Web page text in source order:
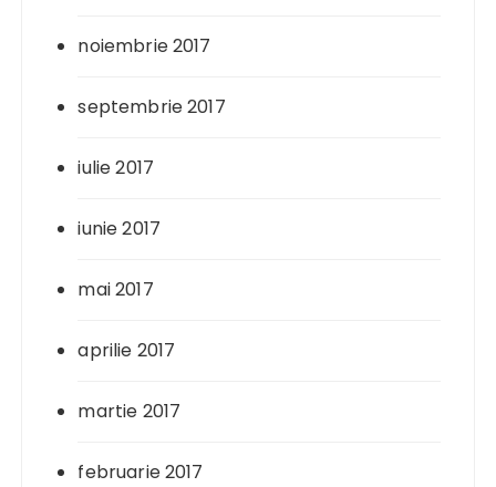
noiembrie 2017
septembrie 2017
iulie 2017
iunie 2017
mai 2017
aprilie 2017
martie 2017
februarie 2017